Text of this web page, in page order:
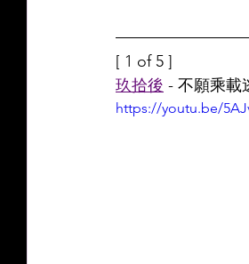
[ 1 of 5 ]
玖拾後 - 不願乘載
https://youtu.be/